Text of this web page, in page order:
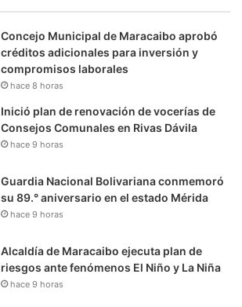
Concejo Municipal de Maracaibo aprobó
créditos adicionales para inversión y
compromisos laborales
hace 8 horas
Inició plan de renovación de vocerías de
Consejos Comunales en Rivas Dávila
hace 9 horas
Guardia Nacional Bolivariana conmemoró
su 89.° aniversario en el estado Mérida
hace 9 horas
Alcaldía de Maracaibo ejecuta plan de
riesgos ante fenómenos El Niño y La Niña
hace 9 horas